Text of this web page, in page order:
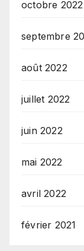
octobre 2022
septembre
août 2022
juillet 2022
juin 2022
mai 2022
avril 2022
février 2021